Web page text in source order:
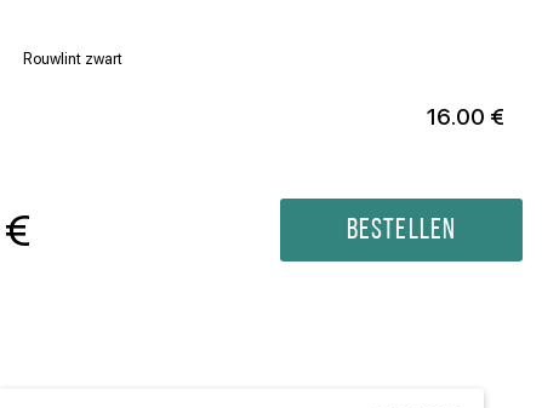
Rouwlint zwart
16.00 €
€ Bestellen